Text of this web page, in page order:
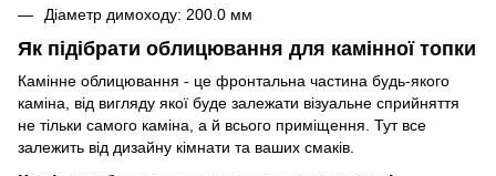
Діаметр димоходу: 200.0 мм
Як підібрати облицювання для камінної топки
Камінне облицювання - це фронтальна частина будь-якого
каміна, від вигляду якої буде залежати візуальне сприйняття
не тільки самого каміна, а й всього приміщення. Тут все
залежить від дизайну кімнати та ваших смаків.